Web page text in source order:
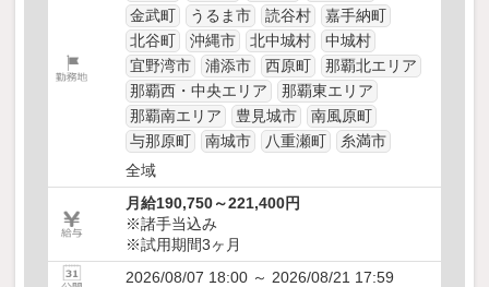
金武町
うるま市 読谷村
嘉手納町
北谷町
沖縄市 北中城村
中城村
宜野湾市
浦添市 西原町
那覇北エリア
那覇西・中央エリア
那覇東エリア
那覇南エリア
豊見城市
南風原町
与那原町
南城市 八重瀬町
糸満市
全域
月給190,750～221,400円
※諸手当込み
※試用期間3ヶ月
2026/08/07 18:00 ～ 2026/08/21 17:59